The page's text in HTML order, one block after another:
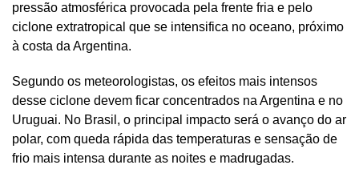
pressão atmosférica provocada pela frente fria e pelo
ciclone extratropical que se intensifica no oceano, próximo
à costa da Argentina.
Segundo os meteorologistas, os efeitos mais intensos
desse ciclone devem ficar concentrados na Argentina e no
Uruguai. No Brasil, o principal impacto será o avanço do ar
polar, com queda rápida das temperaturas e sensação de
frio mais intensa durante as noites e madrugadas.